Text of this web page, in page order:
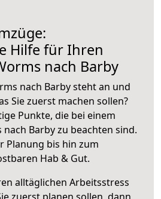
Hilfe für Ihren
nach Barby
nach Barby steht an und
Sie zuerst machen sollen?
Punkte, die bei einem
Barby zu beachten sind.
Planung bis hin zum
Hab & Gut.
alltäglichen Arbeitsstress